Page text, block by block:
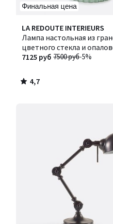
Финальная цена
LA REDOUTE INTERIEURS
Лампа настольная из
цветного стекла и
Dima / Дима7500 руб-5%
7125 руб
4,7
/ 5
4,7
/